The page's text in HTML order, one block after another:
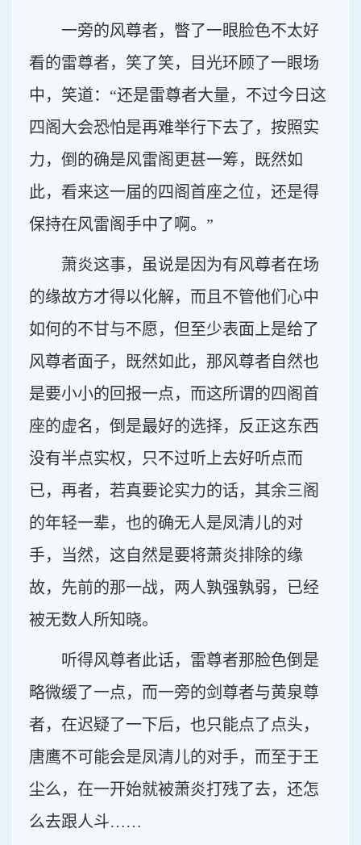
一旁的风尊者，瞥了一眼脸色不太好
看的雷尊者，笑了笑，目光环顾了一眼场
中，笑道：“还是雷尊者大量，不过今日这
四阁大会恐怕是再难举行下去了，按照实
力，倒的确是风雷阁更甚一筹，既然如
此，看来这一届的四阁首座之位，还是得
保持在风雷阁手中了啊。”
萧炎这事，虽说是因为有风尊者在场
的缘故方才得以化解，而且不管他们心中
如何的不甘与不愿，但至少表面上是给了
风尊者面子，既然如此，那风尊者自然也
是要小小的回报一点，而这所谓的四阁首
座的虚名，倒是最好的选择，反正这东西
没有半点实权，只不过听上去好听点而
已，再者，若真要论实力的话，其余三阁
的年轻一辈，也的确无人是凤清儿的对
手，当然，这自然是要将萧炎排除的缘
故，先前的那一战，两人孰强孰弱，已经
被无数人所知晓。
听得风尊者此话，雷尊者那脸色倒是
略微缓了一点，而一旁的剑尊者与黄泉尊
者，在迟疑了一下后，也只能点了点头，
唐鹰不可能会是凤清儿的对手，而至于王
尘么，在一开始就被萧炎打残了去，还怎
么去跟人斗……